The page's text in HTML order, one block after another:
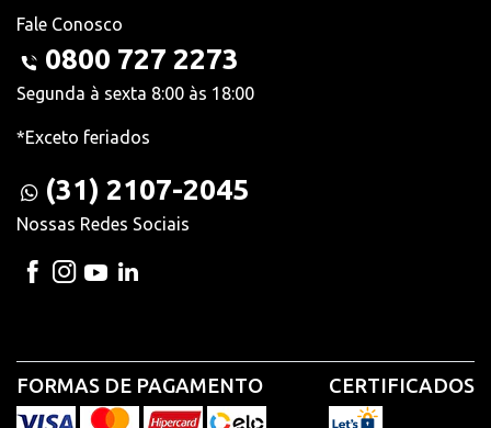
Fale Conosco
0800 727 2273
Segunda à sexta 8:00 às 18:00
*Exceto feriados
(31) 2107-2045
Nossas Redes Sociais
FORMAS DE PAGAMENTO CERTIFICADOS